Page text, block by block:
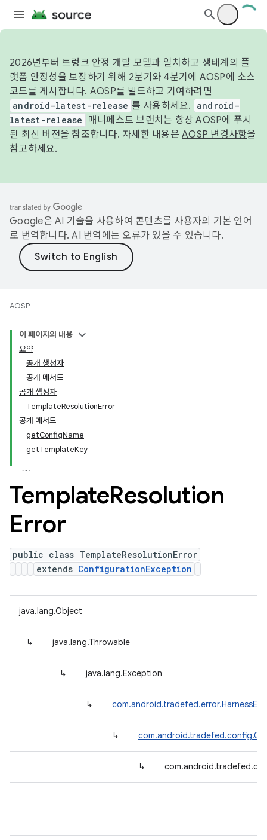
2026년부터 트렁크 안정 개발 모델과 일치하고 생태계의 플
랫폼 안정성을 보장하기 위해 2분기와 4분기에 AOSP에 소스
코드를 게시합니다. AOSP를 빌드하고 기여하려면
android-latest-release 를 사용하세요.
android-
latest-release
매니페스트 브랜치는 항상 AOSP에 푸시
된 최신 버전을 참조합니다. 자세한 내용은 AOSP 변경사항을
참고하세요.
Google은 AI 기술을 사용하여 콘텐츠를 사용자의 기본 언어
로 번역합니다. AI 번역에는 오류가 있을 수 있습니다.
AOSP
이 페이지의 내용
요약
공개 생성자
공개 메서드
공개 생성자
TemplateResolutionError
공개 메서드
getConfigName
getTemplateKey
TemplateResolution
Error
public class TemplateResolutionError
extends ConfigurationException
java.lang.Object
↳ java.lang.Throwable
↳ java.lang.Exception
↳
↳
↳